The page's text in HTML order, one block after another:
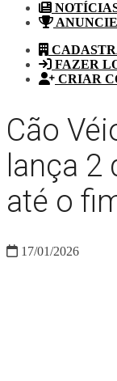
ANUNCIE
FAZER
CRIAR
Cão
lança 2
até o
17/01/2026